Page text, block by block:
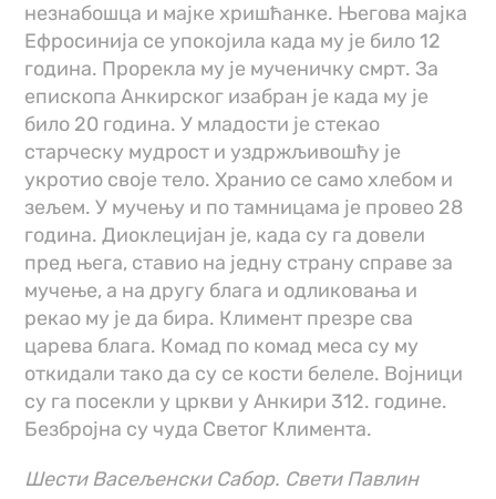
незнабошца и мајке хришћанке. Његова мајка
Ефросинија се упокојила када му је било 12
година. Прорекла му је мученичку смрт. За
епископа Анкирског изабран је када му је
било 20 година. У младости је стекао
старческу мудрост и уздржљивошћу је
укротио своје тело. Хранио се само хлебом и
зељем. У мучењу и по тамницама је провео 28
година. Диоклецијан је, када су га довели
пред њега, ставио на једну страну справе за
мучење, а на другу блага и одликовања и
рекао му је да бира. Климент презре сва
царева блага. Комад по комад меса су му
откидали тако да су се кости белеле. Војници
су га посекли у цркви у Анкири 312. године.
Безбројна су чуда Светог Климента.
Шести Васељенски Сабор. Свети Павлин